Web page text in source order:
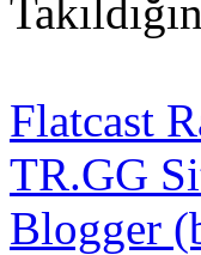
Flatcast
TR.GG
Blogger